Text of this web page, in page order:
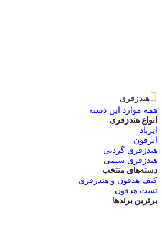
هندزفری
همه موارد این دسته
انواع هندزفری
ایرباد
ایرفون
هندزفری گردنی
هندزفری سیمی
دسته‌های منتخب
کیف هدفون و هندزفری
تست هدفون
برترین برندها